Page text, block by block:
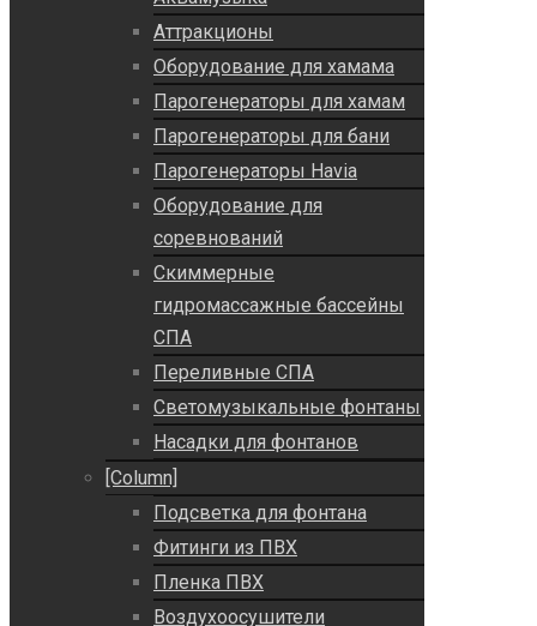
Аттракционы
Оборудование для хамама
Парогенераторы для хамам
Парогенераторы для бани
Парогенераторы Havia
Оборудование для
соревнований
Скиммерные
гидромассажные бассейны
СПА
Переливные СПА
Светомузыкальные фонтаны
Насадки для фонтанов
[Column]
Подсветка для фонтана
Фитинги из ПВХ
Пленка ПВХ
Воздухоосушители